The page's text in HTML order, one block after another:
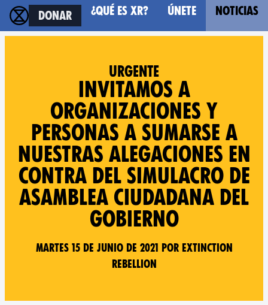
Donar ¿Qué es XR? Únete Noticias
Urgente
Invitamos a
organizaciones y
personas a sumarse a
nuestras alegaciones en
contra del simulacro de
Asamblea Ciudadana del
Gobierno
Martes 15 de junio de 2021 por Extinction
Rebellion